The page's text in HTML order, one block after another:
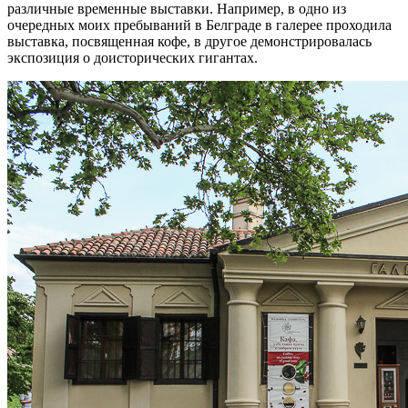
различные временные выставки. Например, в одно из
очередных моих пребываний в Белграде в галерее проходила
выставка, посвященная кофе, в другое демонстрировалась
экспозиция о доисторических гигантах.